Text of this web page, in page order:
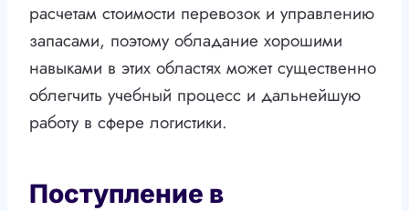
расчетам стоимости перевозок и управлению
запасами, поэтому обладание хорошими
навыками в этих областях может существенно
облегчить учебный процесс и дальнейшую
работу в сфере логистики.
Поступление в